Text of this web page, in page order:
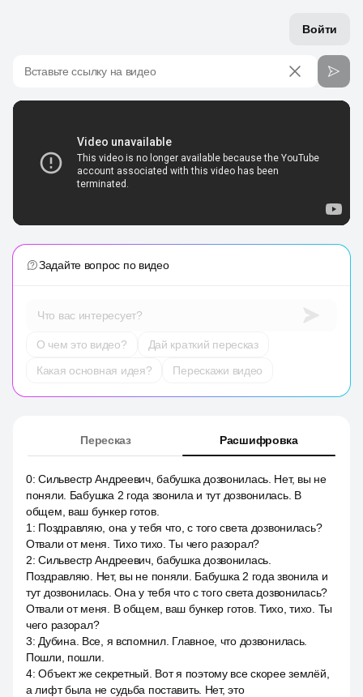
Войти
Вставьте ссылку на видео
Задайте вопрос по видео
Что вас интересует?
О чем это видео?
Дай краткий пересказ
Какая основная идея?
Перескажи видео
Пересказ Расшифровка
0:Сильвестр Андреевич, бабушка дозвонилась. Нет, вы не
поняли. Бабушка 2 года звонила и тут дозвонилась. В
общем, ваш бункер готов.
1 : Поздравляю, она у тебя что, с того света дозвонилась?
Отвали от меня. Тихо тихо. Ты чего разорал?
2:Сильвестр Андреевич, бабушка дозвонилась.
Поздравляю. Нет, вы не поняли. Бабушка 2 года звонила и
тут дозвонилась. Она у тебя что с того света дозвонилась?
Отвали от меня. В общем, ваш бункер готов. Тихо, тихо. Ты
чего разорал?
3: Дубина. Все, я вспомнил. Главное, что дозвонилась.
Пошли, пошли.
4:Объект же секретный. Вот я поэтому все скорее землёй,
а лифт была не судьба поставить. Нет, это